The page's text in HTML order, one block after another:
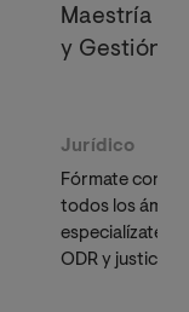
Maestría
y Gestión
Jurídico
Fórmate con
todos los
especialízate
ODR y justicia